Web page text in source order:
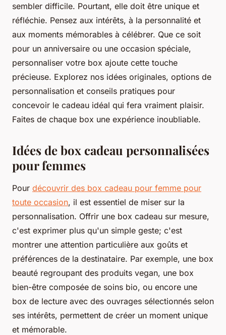
sembler difficile. Pourtant, elle doit être unique et
réfléchie. Pensez aux intérêts, à la personnalité et
aux moments mémorables à célébrer. Que ce soit
pour un anniversaire ou une occasion spéciale,
personnaliser votre box ajoute cette touche
précieuse. Explorez nos idées originales, options de
personnalisation et conseils pratiques pour
concevoir le cadeau idéal qui fera vraiment plaisir.
Faites de chaque box une expérience inoubliable.
Idées de box cadeau personnalisées
pour femmes
Pour découvrir des box cadeau pour femme pour
toute occasion, il est essentiel de miser sur la
personnalisation. Offrir une box cadeau sur mesure,
c'est exprimer plus qu'un simple geste; c'est
montrer une attention particulière aux goûts et
préférences de la destinataire. Par exemple, une box
beauté regroupant des produits vegan, une box
bien-être composée de soins bio, ou encore une
box de lecture avec des ouvrages sélectionnés selon
ses intérêts, permettent de créer un moment unique
et mémorable.